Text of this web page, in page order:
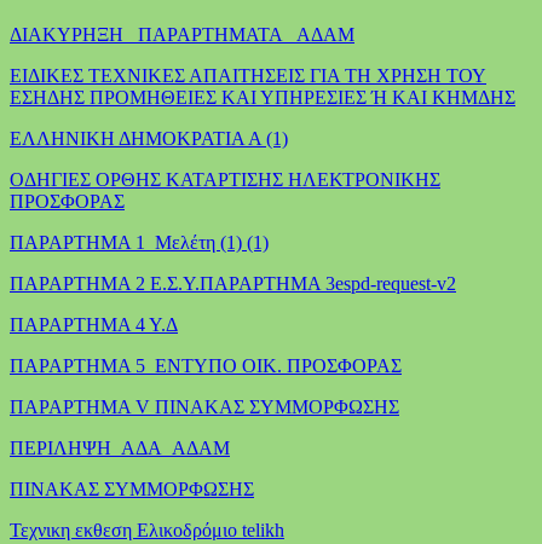
ΔΙΑΚΥΡΗΞΗ _ΠΑΡΑΡΤΗΜΑΤΑ _ΑΔΑΜ
ΕΙΔΙΚΕΣ ΤΕΧΝΙΚΕΣ ΑΠΑΙΤΗΣΕΙΣ ΓΙΑ ΤΗ ΧΡΗΣΗ ΤΟΥ
ΕΣΗΔΗΣ ΠΡΟΜΗΘΕΙΕΣ ΚΑΙ ΥΠΗΡΕΣΙΕΣ Ή ΚΑΙ ΚΗΜΔΗΣ
ΕΛΛΗΝΙΚΗ ΔΗΜΟΚΡΑΤΙΑ Α (1)
ΟΔΗΓΙΕΣ ΟΡΘΗΣ ΚΑΤΑΡΤΙΣΗΣ ΗΛΕΚΤΡΟΝΙΚΗΣ
ΠΡΟΣΦΟΡΑΣ
ΠΑΡΑΡΤΗΜΑ 1_Μελέτη (1) (1)
ΠΑΡΑΡΤΗΜΑ 2 Ε.Σ.Υ.ΠΑΡΑΡΤΗΜΑ 3espd-request-v2
ΠΑΡΑΡΤΗΜΑ 4 Υ.Δ
ΠΑΡΑΡΤΗΜΑ 5_ΕΝΤΥΠΟ ΟΙΚ. ΠΡΟΣΦΟΡΑΣ
ΠΑΡΑΡΤΗΜΑ V ΠΙΝΑΚΑΣ ΣΥΜΜΟΡΦΩΣΗΣ
ΠΕΡΙΛΗΨΗ_ΑΔΑ_ΑΔΑΜ
ΠΙΝΑΚΑΣ ΣΥΜΜΟΡΦΩΣΗΣ
Τεχνικη εκθεση Ελικοδρόμιο telikh